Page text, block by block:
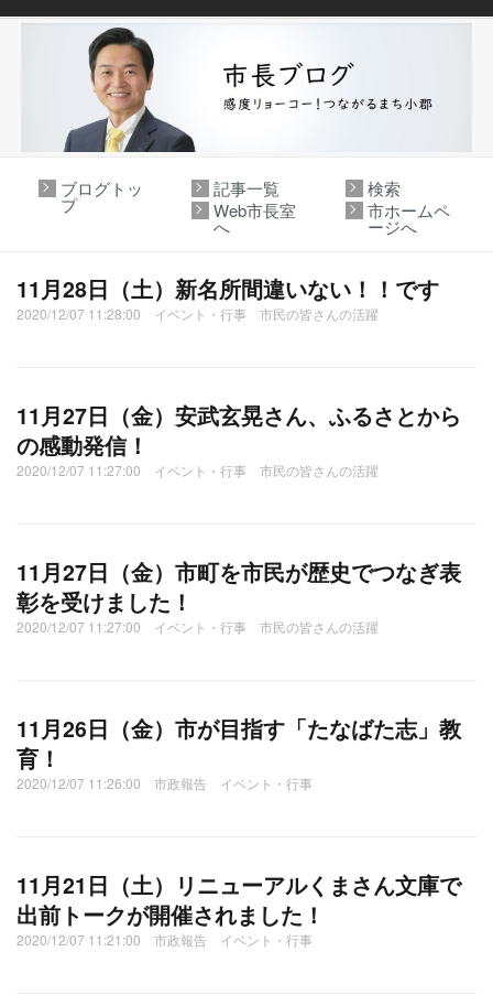
ブログトッ
プ
記事一覧
検索
Web市長室
へ
市ホームペ
ージへ
11月28日（土）新名所間違いない！！です
2020/12/07 11:28:00 イベント・行事 市民の皆さんの活躍
11月27日（金）安武玄晃さん、ふるさとから
の感動発信！
2020/12/07 11:27:00 イベント・行事 市民の皆さんの活躍
11月27日（金）市町を市民が歴史でつなぎ表
彰を受けました！
2020/12/07 11:27:00 イベント・行事 市民の皆さんの活躍
11月26日（金）市が目指す「たなばた志」教
育！
2020/12/07 11:26:00 市政報告 イベント・行事
11月21日（土）リニューアルくまさん文庫で
出前トークが開催されました！
2020/12/07 11:21:00 市政報告 イベント・行事